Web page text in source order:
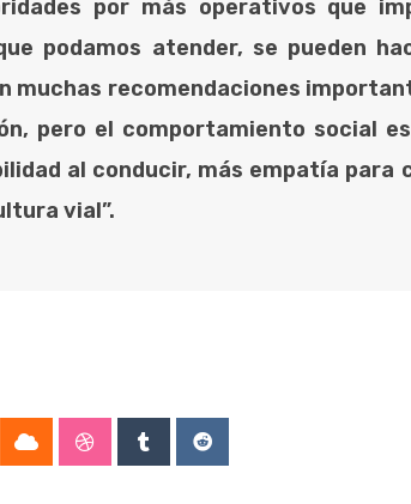
por más operativos que
podamos atender, se pueden
muchas recomendaciones
pero el comportamiento social
al conducir, más empatía para
vial”.
Cloud StumbleUpon
TumblrReddit